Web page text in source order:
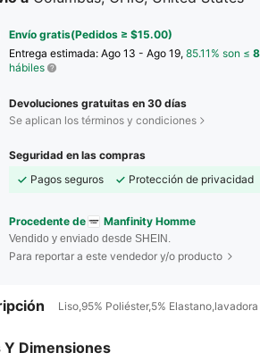
Envío gratis(Pedidos ≥ $15.00)
Entrega estimada: Ago 13 - Ago 19, 85.11% son ≤ 8
hábiles
Devoluciones gratuitas en 30 días
Se aplican los términos y condiciones
Seguridad en las compras
Pagos seguros
Protección de privacidad
Procedente de Manfinity Homme
Vendido y enviado desde SHEIN.
Para reportar a este vendedor y/o producto
Liso,95% Poliéster,5%
Y Dimensiones
4.91